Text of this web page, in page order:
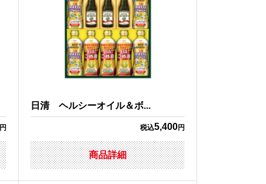
円
日清 ヘルシーオイル＆ボ...
税込5,400円
商品詳細